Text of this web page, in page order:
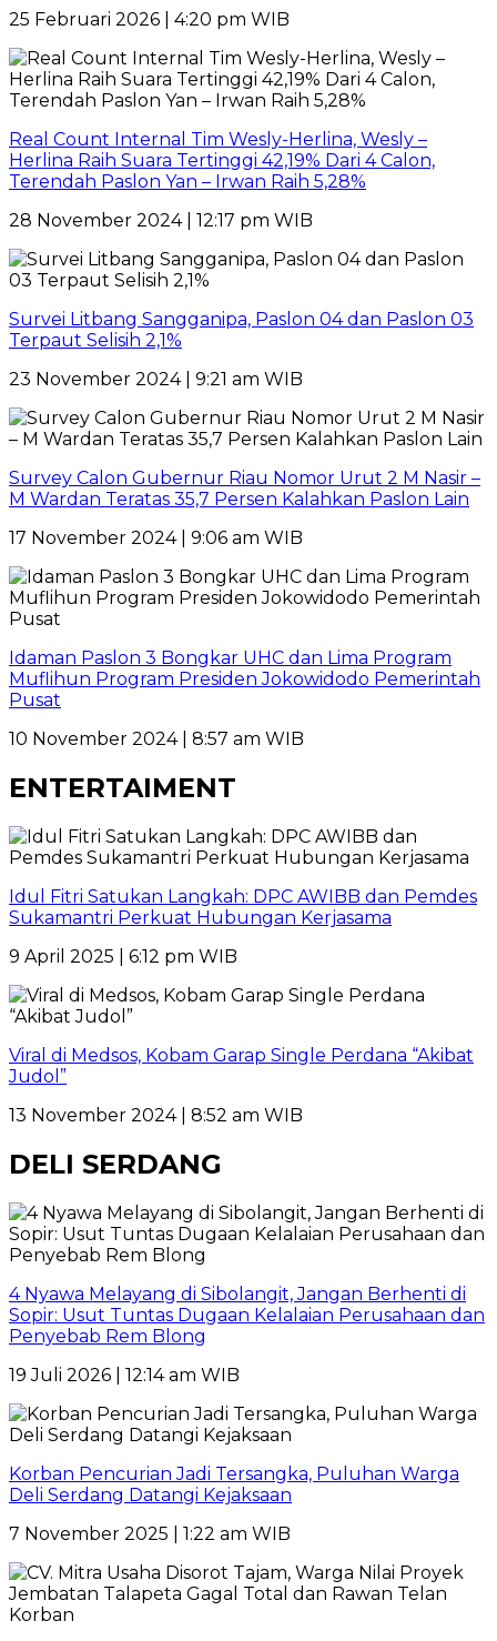
25 Februari 2026 | 4:20 pm WIB
Real Count Internal Tim Wesly-Herlina, Wesly –
Herlina Raih Suara Tertinggi 42,19% Dari 4 Calon,
Terendah Paslon Yan – Irwan Raih 5,28%
28 November 2024 | 12:17 pm WIB
Survei Litbang Sangganipa, Paslon 04 dan Paslon 03
Terpaut Selisih 2,1%
23 November 2024 | 9:21 am WIB
Survey Calon Gubernur Riau Nomor Urut 2 M Nasir –
M Wardan Teratas 35,7 Persen Kalahkan Paslon Lain
17 November 2024 | 9:06 am WIB
Idaman Paslon 3 Bongkar UHC dan Lima Program
Muflihun Program Presiden Jokowidodo Pemerintah
Pusat
10 November 2024 | 8:57 am WIB
ENTERTAIMENT
Idul Fitri Satukan Langkah: DPC AWIBB dan Pemdes
Sukamantri Perkuat Hubungan Kerjasama
9 April 2025 | 6:12 pm WIB
Viral di Medsos, Kobam Garap Single Perdana “Akibat
Judol”
13 November 2024 | 8:52 am WIB
DELI SERDANG
4 Nyawa Melayang di Sibolangit, Jangan Berhenti di
Sopir: Usut Tuntas Dugaan Kelalaian Perusahaan dan
Penyebab Rem Blong
19 Juli 2026 | 12:14 am WIB
Korban Pencurian Jadi Tersangka, Puluhan Warga
Deli Serdang Datangi Kejaksaan
7 November 2025 | 1:22 am WIB